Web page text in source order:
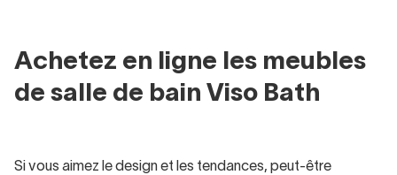
Achetez en ligne les meubles
de salle de bain Viso Bath
Si vous aimez le design et les tendances, peut-être